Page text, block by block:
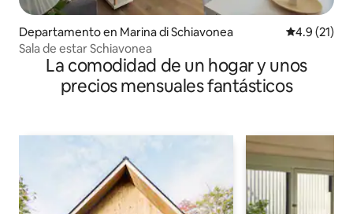
Departamento en Marina di Schiavonea Calificación
4.9 (21)
Sala de estar Schiavonea
La comodidad de un hogar y unos
precios mensuales fantásticos